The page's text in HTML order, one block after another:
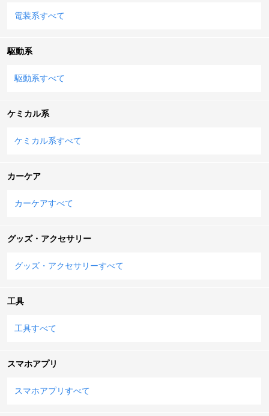
電装系すべて
駆動系
駆動系すべて
ケミカル系
ケミカル系すべて
カーケア
カーケアすべて
グッズ・アクセサリー
グッズ・アクセサリーすべて
工具
工具すべて
スマホアプリ
スマホアプリすべて